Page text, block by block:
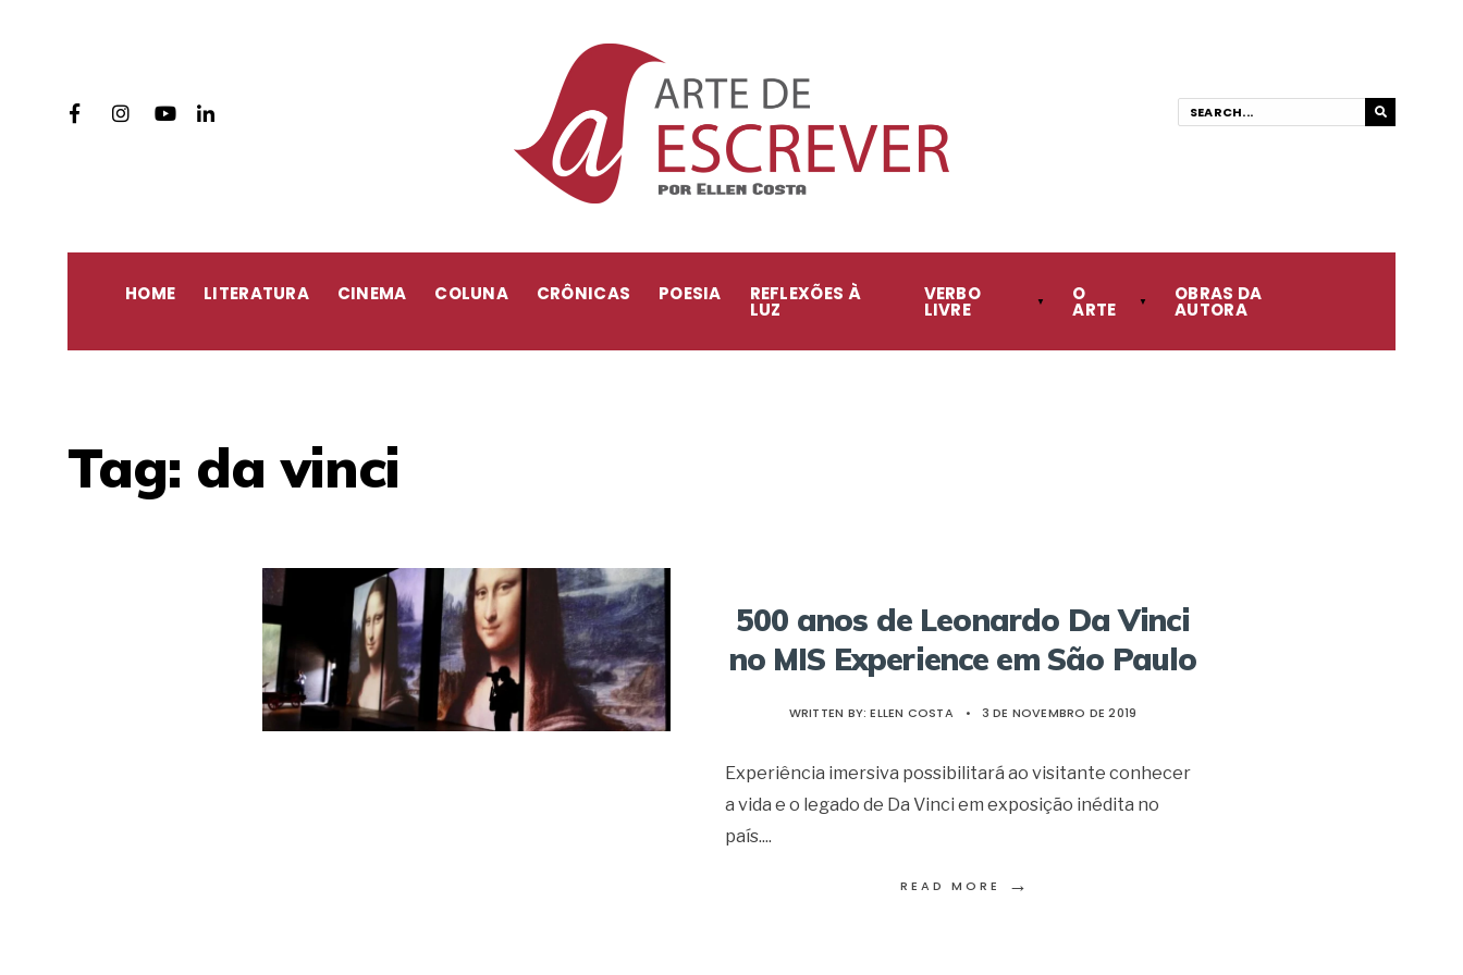
HOME LITERATURA CINEMA COLUNA CRÔNICAS POESIA REFLEXÕES À
LUZ
VERBO
LIVRE
O
ARTE
OBRAS DA
AUTORA
Tag: da vinci
500 anos de Leonardo Da Vinci
no MIS Experience em São Paulo
WRITTEN BY:ELLEN COSTA • 3 DE NOVEMBRO DE 2019
Experiência imersiva possibilitará ao visitante conhecer
a vida e o legado de Da Vinci em exposição inédita no
país....
READ MORE →